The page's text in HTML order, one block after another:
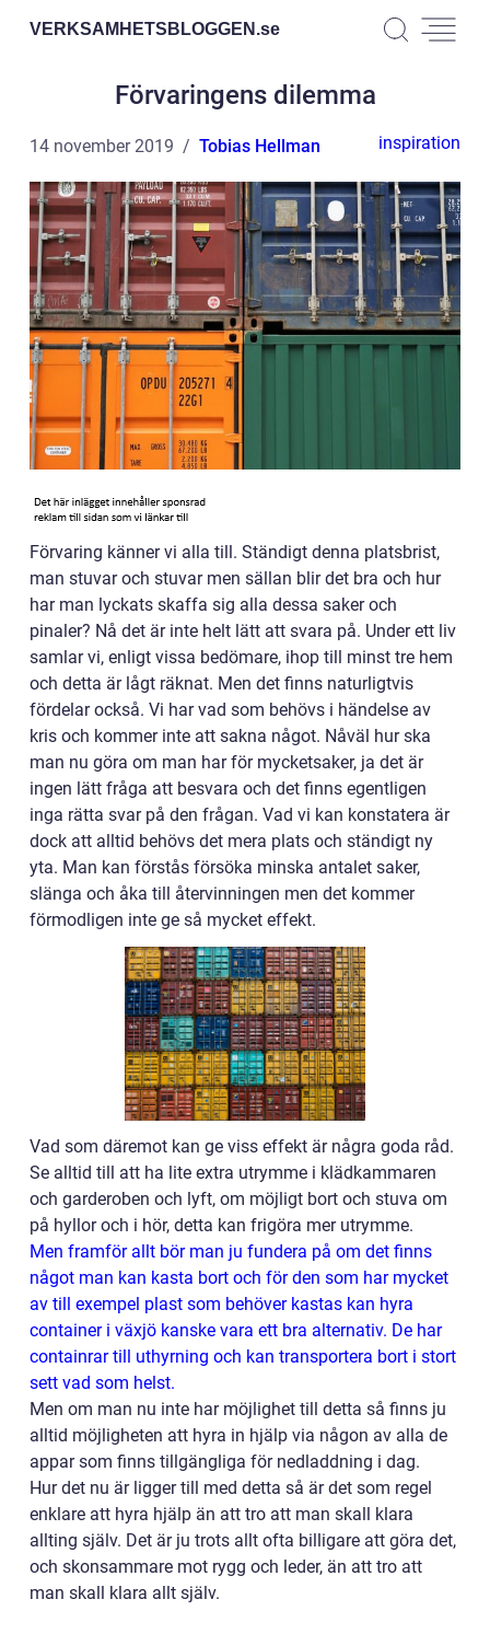
VERKSAMHETSBLOGGEN.se
Förvaringens dilemma
14 november 2019 Tobias Hellman inspiration
Förvaring känner vi alla till. Ständigt denna platsbrist,
man stuvar och stuvar men sällan blir det bra och hur
har man lyckats skaffa sig alla dessa saker och
pinaler? Nå det är inte helt lätt att svara på. Under ett liv
samlar vi, enligt vissa bedömare, ihop till minst tre hem
och detta är lågt räknat. Men det finns naturligtvis
fördelar också. Vi har vad som behövs i händelse av
kris och kommer inte att sakna något. Nåväl hur ska
man nu göra om man har för mycketsaker, ja det är
ingen lätt fråga att besvara och det finns egentligen
inga rätta svar på den frågan. Vad vi kan konstatera är
dock att alltid behövs det mera plats och ständigt ny
yta. Man kan förstås försöka minska antalet saker,
slänga och åka till återvinningen men det kommer
förmodligen inte ge så mycket effekt.
Vad som däremot kan ge viss effekt är några goda råd.
Se alltid till att ha lite extra utrymme i klädkammaren
och garderoben och lyft, om möjligt bort och stuva om
på hyllor och i hör, detta kan frigöra mer utrymme.
Men framför allt bör man ju fundera på om det finns
något man kan kasta bort och för den som har mycket
av till exempel plast som behöver kastas kan hyra
container i växjö kanske vara ett bra alternativ. De har
containrar till uthyrning och kan transportera bort i stort
sett vad som helst.
Men om man nu inte har möjlighet till detta så finns ju
alltid möjligheten att hyra in hjälp via någon av alla de
appar som finns tillgängliga för nedladdning i dag.
Hur det nu är ligger till med detta så är det som regel
enklare att hyra hjälp än att tro att man skall klara
allting själv. Det är ju trots allt ofta billigare att göra det,
och skonsammare mot rygg och leder, än att tro att
man skall klara allt själv.